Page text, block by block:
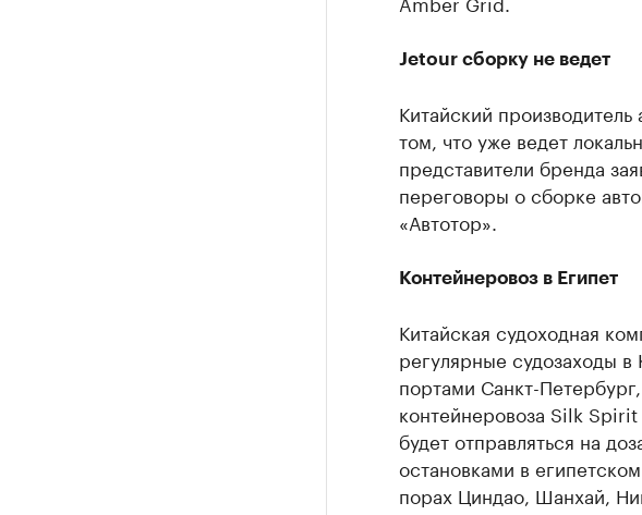
Jetour сборку не ведет
Китайский
том, что уже ведет
представители бренда
переговоры о сборке
«Автотор».
Контейнеровоз в Египет
Китайская судоходная
регулярные судозаходы
портами Санкт-
контейнеровоза Silk Spirit
будет отправляться на
остановками в
порах Циндао, Шанхай,